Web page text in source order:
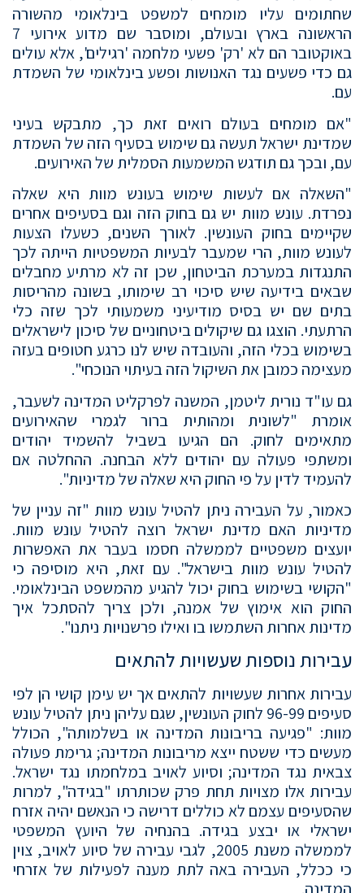
שחתומים עליו מומחים למשפט בינלאומי מהשורה
הראשונה בארץ ובעולם, ומוסבר שם מדוע אירועי 7
באוקטובר הם לא 'רק' פשעי מלחמה 'רגילים', אלא עולים
גם כדי פשעים נגד האנושות ופשע בינלאומי של השמדת
עם.
"אם מומחים בעולם רואים זאת כך, מתבקש בעיני
שמדינת ישראל תעשה גם שימוש בסעיף הזה של השמדת
עם, ובכך גם תודגש המשמעות הסמלית של האירועים.
"השאלה אם לעשות שימוש בעונש מוות היא שאלה
נפרדת. עונש מוות יש גם בחוק הזה וגם בסעיפים אחרים
שקיימים בחוק העונשין. לאורך השנים, כשעלו הצעות
לעונש מוות, הרי שמעבר לבעיות המשפטיות הייתה לכך
התנגדות במערכת הביטחון, שכן זה לא מרתיע מחבלים
שבאים בידיעה שיש סיכוי רב שימותו, בשונה מהריסות
בתים שם יש בסיס מודיעיני משמעותי לכך שזה כלי
הרתעתי. הוצגו גם שיקולים ביטחוניים של סיכון לישראלים
בשימוש בכלי הזה, והעובדה שיש לנו כרגע חטופים בעזה
מעצימה כמובן את השיקול הזה בעיתוי הנוכחי".
גם עו"ד נורית ליטמן, המשנה לפרקליט המדינה לשעבר,
אומרת "לשונית ומהותית ברור לגמרי שהאירועים
מתאימים לחוק. הם הגיעו בשביל להשמיד יהודים
ומשתפי פעולה עם יהודים ללא הבחנה. ההחלטה אם
להעמיד לדין על פי החוק היא שאלה של מדיניות".
כאמור, על העבירה ניתן להטיל עונש מוות "זה עניין של
מדיניות האם מדינת ישראל רוצה להטיל עונש מוות.
יועצים משפטיים לממשלה חסמו בעבר את האפשרות
להטיל עונש מוות בישראל". עם זאת, היא מוסיפה כי
"הקושי בשימוש בחוק יכול להגיע מהמשפט הבינלאומי.
החוק הוא אימוץ של אמנה, ולכן צריך להסתכל איך
מדינות אחרות השתמשו בו ואילו פרשנויות ניתנו".
עבירות נוספות שעשויות להתאים
עבירות אחרות שעשויות להתאים אך יש עימן קושי הן לפי
סעיפים 96-99 לחוק העונשין, שגם עליהן ניתן להטיל עונש
מוות: "פגיעה בריבונות המדינה או בשלמותה", הכולל
מעשים כדי ששטח ייצא מריבונות המדינה; גרימת פעולה
צבאית נגד המדינה; וסיוע לאויב במלחמתו נגד ישראל.
עבירות אלו מצויות תחת פרק שכותרתו "בגידה", למרות
שהסעיפים עצמם לא כוללים דרישה כי הנאשם יהיה אזרח
ישראלי או יבצע בגידה. בהנחיה של היועץ המשפטי
לממשלה משנת 2005, לגבי עבירה של סיוע לאויב, צוין
כי ככלל, העבירה באה לתת מענה לפעילות של אזרחי